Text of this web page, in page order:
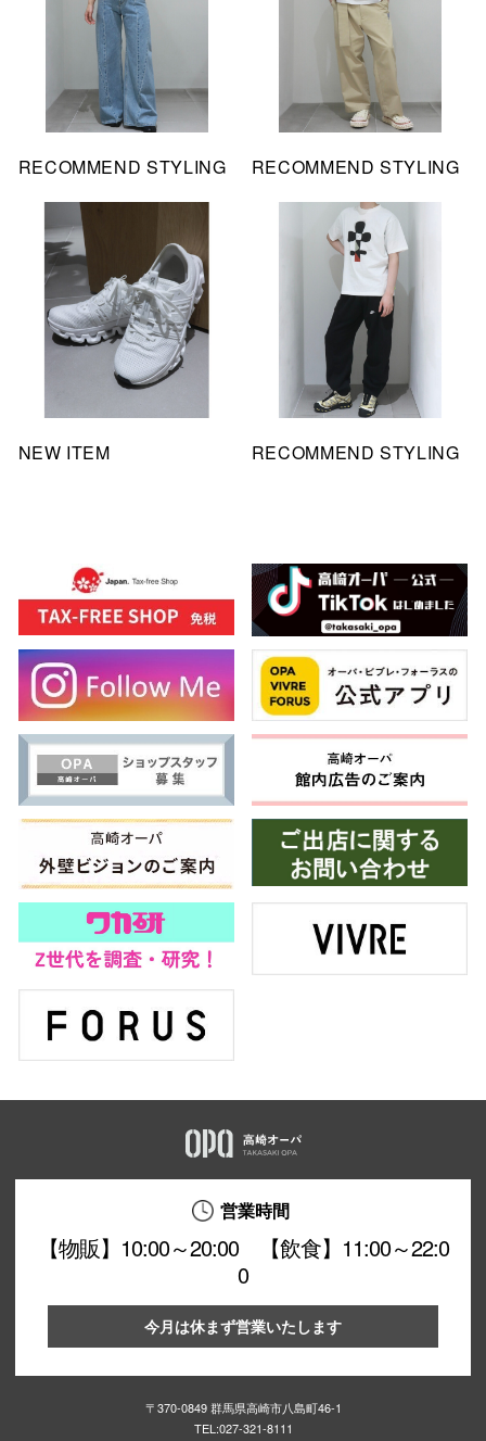
RECOMMEND STYLING RECOMMEND STYLING
NEW ITEM RECOMMEND STYLING
営業時間
【物販】10:00～20:00 【飲食】11:00～22:0
0
今月は休まず営業いたします
〒370-0849 群馬県高崎市八島町46-1
TEL:027-321-8111